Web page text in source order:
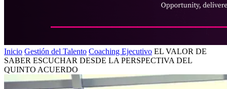
Inicio Gestión del Talento Coaching Ejecutivo EL VALOR DE
SABER ESCUCHAR DESDE LA PERSPECTIVA DEL
QUINTO ACUERDO